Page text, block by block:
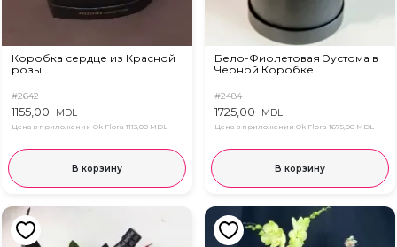
Коробка сердце из Красной
розы
#2642
1155,00 MDL
Цена в приложении Ok Flora 1113,00 MDL
В корзину
Бело-Фиолетовая Эустома в
Черной Коробке
#2484
1725,00 MDL
Цена в приложении Ok Flora 1675,00 MDL
В корзину